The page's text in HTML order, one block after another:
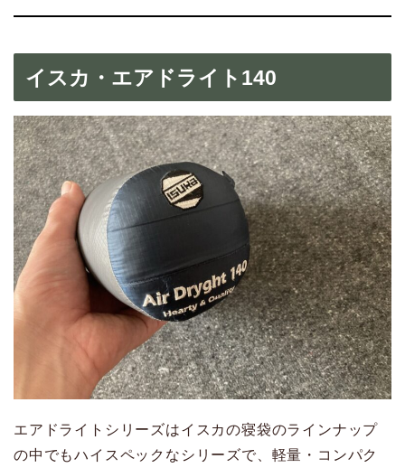
イスカ・エアドライト140
エアドライトシリーズはイスカの寝袋のラインナップ
の中でもハイスペックなシリーズで、軽量・コンパク